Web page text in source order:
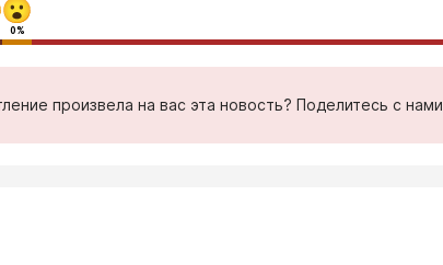
0%
произвела на вас эта новость? Поделитесь с нами